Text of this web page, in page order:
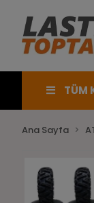
TÜM
Ana Sayfa